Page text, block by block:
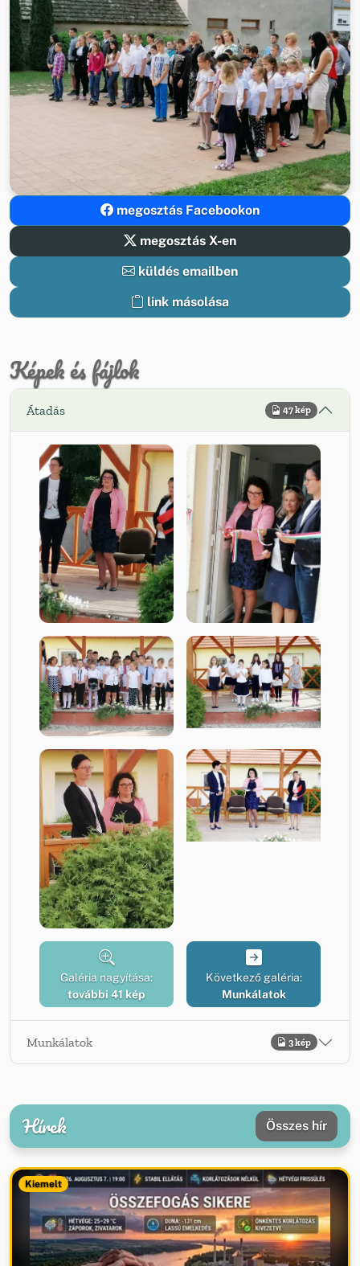
megosztás Facebookon
megosztás X-en
küldés emailben
link másolása
Képek és fájlok
Átadás 47 kép
Galéria nagyítása:
további 41 kép
Következő galéria:
Munkálatok
Munkálatok 3 kép
Hírek Összes hír
Kiemelt